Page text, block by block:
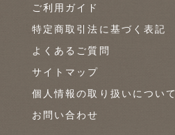
ご利用ガイド
特定商取引法に基づく表記
よくあるご質問
サイトマップ
個人情報の取り扱いについて
お問い合わせ